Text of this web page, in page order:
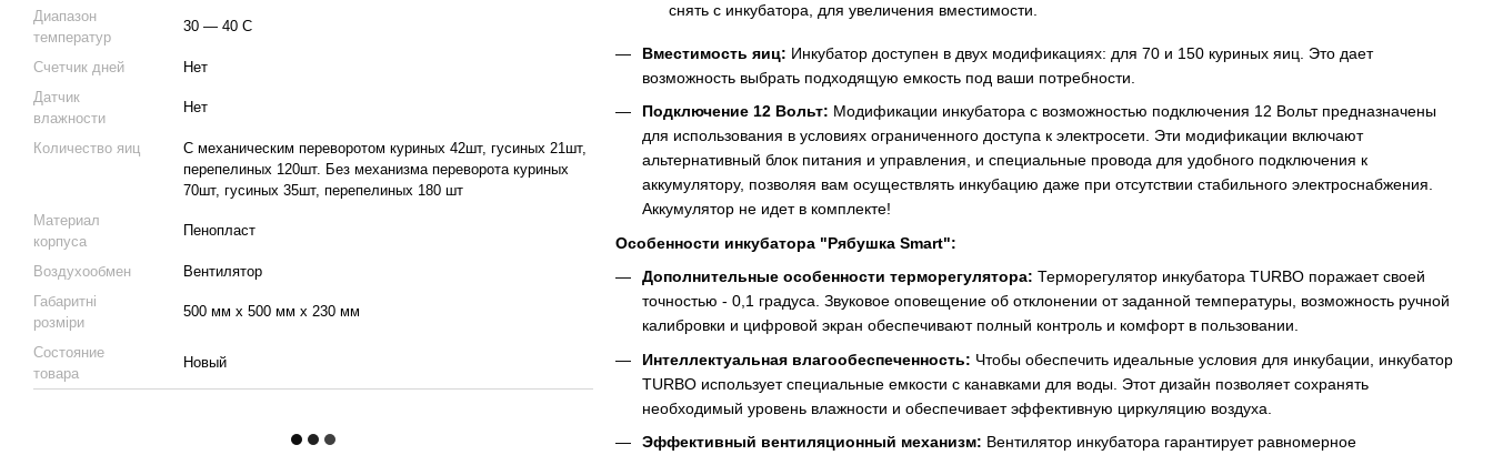
Диапазон
температур
30 — 40 С
Счетчик дней
Нет
Датчик
влажности
Нет
Количество яиц
С механическим переворотом куриных 42шт, гусиных 21шт,
перепелиных 120шт. Без механизма переворота куриных
70шт, гусиных 35шт, перепелиных 180 шт
Материал
корпуса
Пенопласт
Воздухообмен
Вентилятор
Габаритні
розміри
500 мм х 500 мм х 230 мм
Состояние
товара
Новый
снять с инкубатора, для увеличения вместимости.
Вместимость яиц: Инкубатор доступен в двух модификациях: для 70 и 150 куриных яиц. Это дает
возможность выбрать подходящую емкость под ваши потребности.
Подключение 12 Вольт: Модификации инкубатора с возможностью подключения 12 Вольт предназначены
для использования в условиях ограниченного доступа к электросети. Эти модификации включают
альтернативный блок питания и управления, и специальные провода для удобного подключения к
аккумулятору, позволяя вам осуществлять инкубацию даже при отсутствии стабильного электроснабжения.
Аккумулятор не идет в комплекте!
Особенности инкубатора "Рябушка Smart":
Дополнительные особенности терморегулятора: Терморегулятор инкубатора TURBO поражает своей
точностью - 0,1 градуса. Звуковое оповещение об отклонении от заданной температуры, возможность ручной
калибровки и цифровой экран обеспечивают полный контроль и комфорт в пользовании.
Интеллектуальная влагообеспеченность: Чтобы обеспечить идеальные условия для инкубации, инкубатор
TURBO использует специальные емкости с канавками для воды. Этот дизайн позволяет сохранять
необходимый уровень влажности и обеспечивает эффективную циркуляцию воздуха.
Эффективный вентиляционный механизм: Вентилятор инкубатора гарантирует равномерное